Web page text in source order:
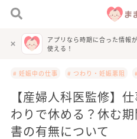
アプリなら時期に合った情報
使える！
# 妊娠中の仕事 # つわり・妊娠悪阻
【産婦人科医監修】
わりで休める？休む
書の有無について